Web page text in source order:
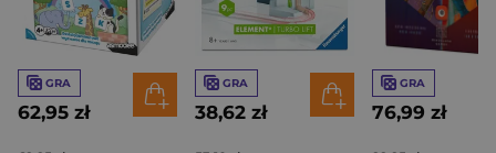
GRA
62,95 zł
GRA
38,62 zł
GRA
76,99 zł